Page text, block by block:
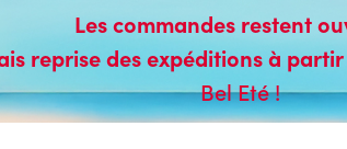
Les commandes restent
reprise des expéditions à
Bel Eté !